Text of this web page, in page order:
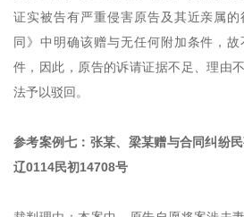
证实被告有严重侵害原告及其近亲属
同》中明确该赠与无任何附加条件，
件，因此，原告的诉请证据不足、理由
法予以驳回。
参考案例七：张某、梁某赠与合同纠纷
辽0114民初14708号